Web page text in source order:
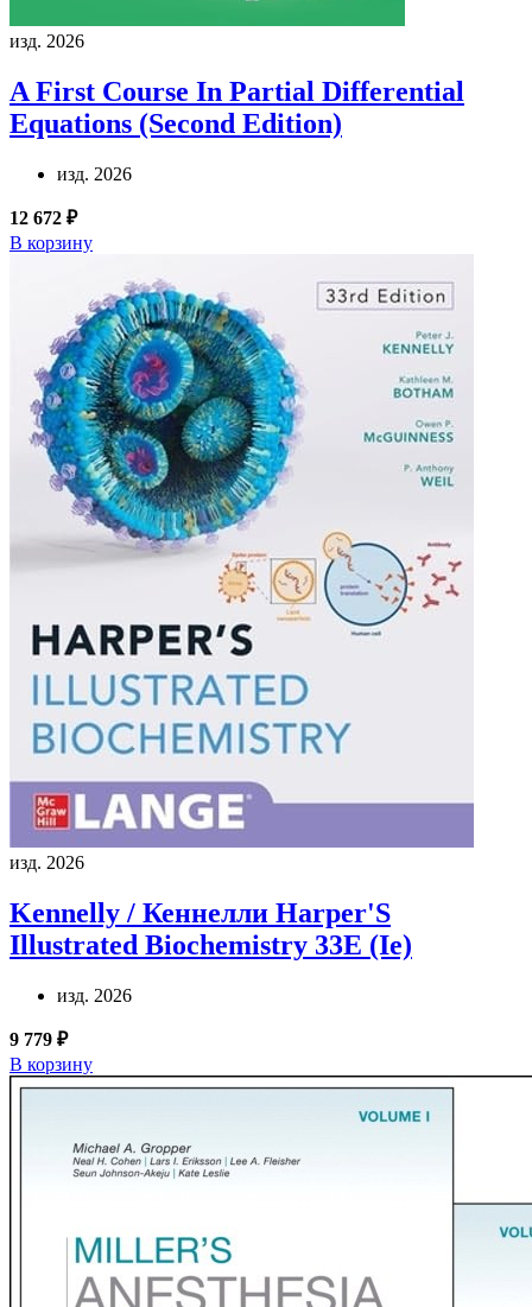
изд. 2026
A First Course In Partial Differential
Equations (Second Edition)
изд. 2026
12 672 ₽
В корзину
изд. 2026
Kennelly / Кеннелли Harper'S
Illustrated Biochemistry 33E (Ie)
изд. 2026
9 779 ₽
В корзину